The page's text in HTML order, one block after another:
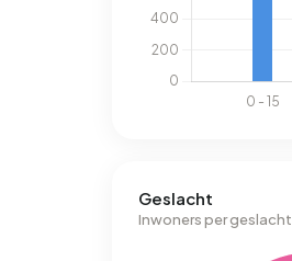
Geslacht
Inwoners per geslacht